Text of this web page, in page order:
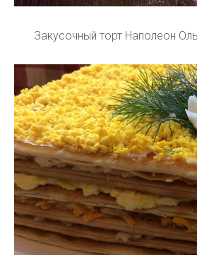
Закусочный торт Наполеон